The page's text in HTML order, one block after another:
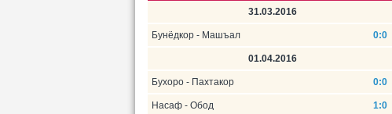
31.03.2016
Бунёдкор - Машъал 0:0
01.04.2016
Бухоро - Пахтакор 0:0
Насаф - Обод 1:0